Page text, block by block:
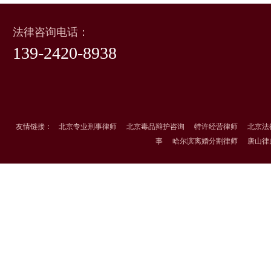
法律咨询电话：
139-2420-8938
友情链接： 北京专业刑事律师 北京毒品辩护咨询 特许经营律师
北京法
事
哈尔滨离婚分割律师 唐山律